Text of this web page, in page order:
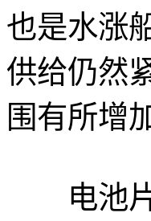
也是水涨
供给仍然
围有所增
电池片